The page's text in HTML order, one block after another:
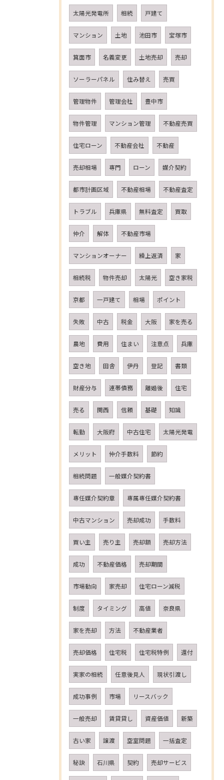
太陽光発電所 相続 戸建て
マンション 土地 池田市 宝塚市
箕面市 名義変更 土地売却 売却
ソーラーパネル 住み替え 売買
管理物件 管理会社 豊中市
物件管理 マンション管理 不動産売買
住宅ローン 不動産会社 不動産
売却相場 専門 ローン 媒介契約
都市計画区域 不動産相場 不動産査定
トラブル 兵庫県 無料査定 買取
仲介 解体 不動産市場
マンションオーナー 繰上返済 家
相続税 物件売却 太陽光 空き家税
京都 一戸建て 相場 ポイント
失敗 中古 税金 大阪 家を売る
農地 費用 住まい 注意点 兵庫
空き地 田舎 伊丹 登記 書類
財産分与 連帯債務 離婚後 住宅
売る 関西 信頼 基礎 知識
転勤 大阪府 中古住宅 太陽光発電
メリット 仲介手数料 節約
相続問題 一般媒介契約書
専任媒介契約章 専属専任媒介契約書
中古マンション 売却成功 手数料
買い主 売り主 売却額 売却方法
成功 不動産価格 売却期間
市場動向 家売却 住宅ローン減税
制度 タイミング 高値 奈良県
家を売却 方法 不動産業者
売却価格 住宅税 住宅税特例 還付
実家の相続 任意後見人 現状引渡し
成功事例 市場 リースバック
一般売却 賃貸貸し 資産価値 新築
古い家 譲渡 空室問題 一括査定
秘訣 石川県 契約 売却サービス